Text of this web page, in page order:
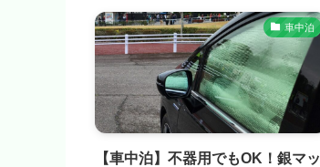
車中泊
【車中泊】不器用でもOK！銀マッ